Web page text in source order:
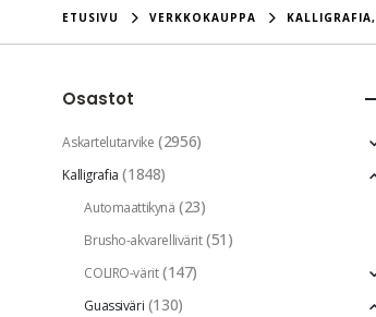
ETUSIVU VERKKOKAUPPA KALLIGRAFIA,
Osastot
Askartelutarvike (2956)
Kalligrafia (1848)
Automaattikynä (23)
Brusho-akvarellivärit (51)
COLIRO-värit (147)
Guassiväri (130)